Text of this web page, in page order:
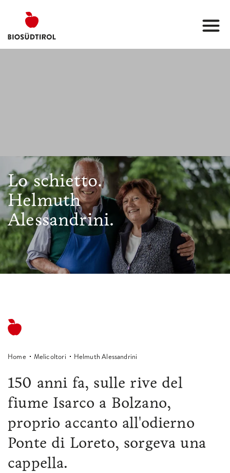
Lo schietto.
Helmuth
Alessandrini.
Home Melicoltori Helmuth Alessandrini
150 anni fa, sulle rive del
fiume Isarco a Bolzano,
proprio accanto all'odierno
Ponte di Loreto, sorgeva una
cappella.